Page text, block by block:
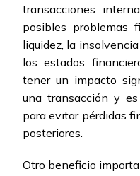
transacciones
posibles problemas
liquidez, la
los estados
tener un impacto
una transacción y
para evitar pérdidas
posteriores.
Otro beneficio